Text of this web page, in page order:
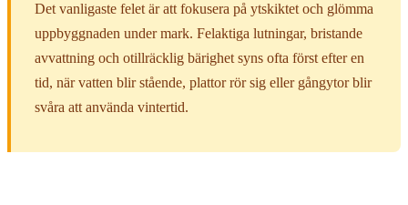
Det vanligaste felet är att fokusera på ytskiktet och glömma
uppbyggnaden under mark. Felaktiga lutningar, bristande
avvattning och otillräcklig bärighet syns ofta först efter en
tid, när vatten blir stående, plattor rör sig eller gångytor blir
svåra att använda vintertid.